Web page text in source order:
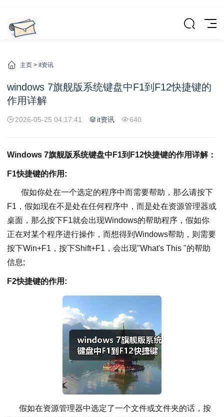
主页 > it资讯
windows 7旗舰版系统键盘中F1到F12快捷键的
作用详解
2026-05-25 04:17:41 it资讯 640
Windows 7旗舰版系统键盘中F1到F12快捷键的作用详解：
F1快捷键的作用:
假如你处在一个选定的程序中而需要帮助，那么请按下
F1，假如现在不是处在任何程序中，而是处在资源管理器或
桌面，那么按下F1就会出现Windows的帮助程序，假如你
正在对某个程序进行操作，而想得到Windows帮助，则需要
按下Win+F1，按下Shift+F1，会出现"What's This "的帮助
信息;
F2快捷键的作用:
假如在资源管理器中选定了一个文件或文件夹的话，按